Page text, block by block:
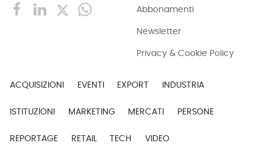
Abbonamenti
Newsletter
Privacy & Cookie Policy
ACQUISIZIONI EVENTI EXPORT INDUSTRIA
ISTITUZIONI MARKETING MERCATI PERSONE
REPORTAGE RETAIL TECH VIDEO